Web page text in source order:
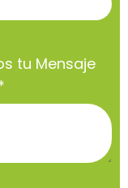
tu Mensaje